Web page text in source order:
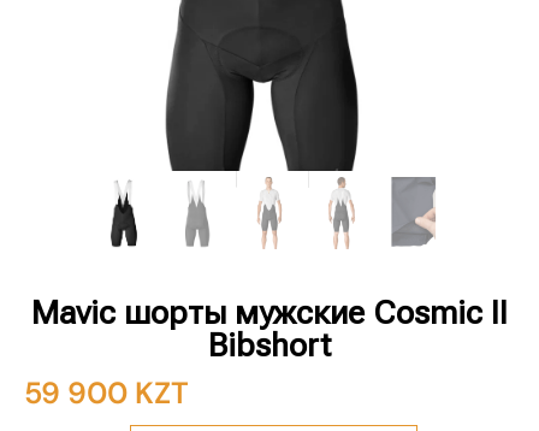
Mavic шорты мужские Cosmic II
Bibshort
59 900 KZT